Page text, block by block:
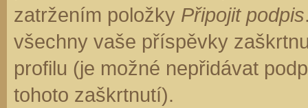
zatržením položky Připojit podpis
všechny vaše příspěvky
profilu (je možné nepřidávat
tohoto zaškrtnutí).